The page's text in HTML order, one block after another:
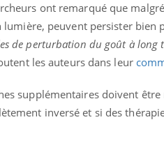
ont remarqué que
lumière, peuvent persister bien
de perturbation du goût à long
les auteurs dans leur
supplémentaires doivent
inversé et si des